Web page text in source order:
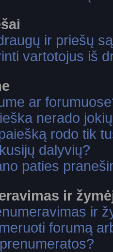
ir priešų
vartotojus iš
ar
nerado
rodo tik
dalyvių?
paties
ir
ir
forumą